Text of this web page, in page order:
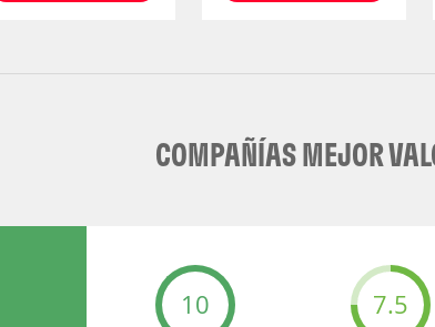
COMPAÑÍAS MEJOR
10 7.5